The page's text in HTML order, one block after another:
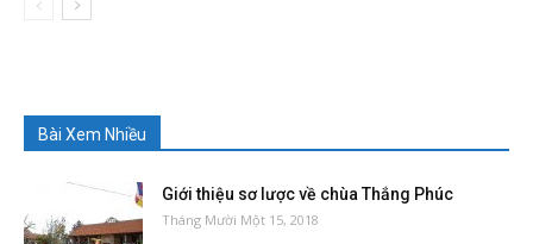
Bài Xem Nhiều
Giới thiệu sơ lược về chùa Thắng Phúc
Tháng Mười Một 15, 2018